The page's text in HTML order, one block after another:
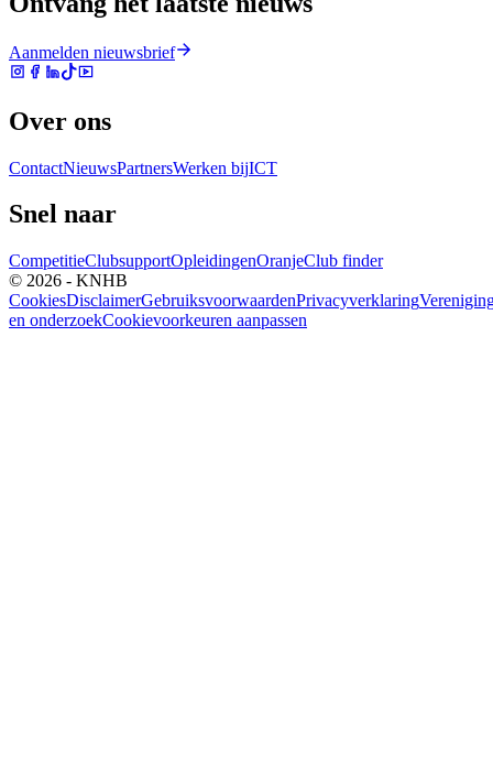
Aanmelden nieuwsbrief
Over ons
ContactNieuwsPartnersWerken bijICT
Snel naar
CompetitieClubsupportOpleidingenOranjeClub finder
© 2026 - KNHB
CookiesDisclaimerGebruiksvoorwaardenPrivacyverklaring
en onderzoekCookievoorkeuren aanpassen